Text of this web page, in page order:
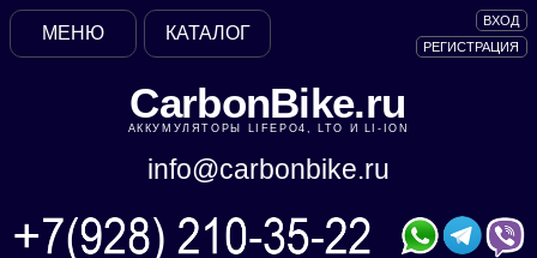
CarbonBike.ru
АККУМУЛЯТОРЫ LIFEPO4, LTO И LI-ION
info@carbonbike.ru
ВХОД
РЕГИСТРАЦИЯ
КАТАЛОГ
МЕНЮ